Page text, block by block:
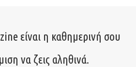
είναι η καθημερινή σου
να ζεις αληθινά.